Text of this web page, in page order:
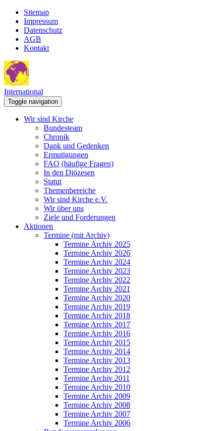
Sitemap
Impressum
Datenschutz
AGB
Kontakt
International
Toggle navigation
Wir sind Kirche
Bundesteam
Chronik
Dank und Gedenken
Ermutigungen
FAQ (häufige Fragen)
In den Diözesen
Statut
Themenbereiche
Wir sind Kirche e.V.
Wir über uns
Ziele und Forderungen
Aktionen
Termine (mit Archiv)
Termine Archiv 2025
Termine Archiv 2026
Termine Archiv 2024
Termine Archiv 2023
Termine Archiv 2022
Termine Archiv 2021
Termine Archiv 2020
Termine Archiv 2019
Termine Archiv 2018
Termine Archiv 2017
Termine Archiv 2016
Termine Archiv 2015
Termine Archiv 2014
Termine Archiv 2013
Termine Archiv 2012
Termine Archiv 2011
Termine Archiv 2010
Termine Archiv 2009
Termine Archiv 2008
Termine Archiv 2007
Termine Archiv 2006